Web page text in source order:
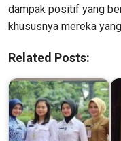
dampak positif yang
khususnya mereka
Related Posts: